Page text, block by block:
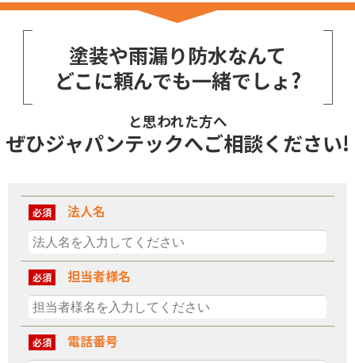
塗装や雨漏り防水なんて
どこに頼んでも一緒でしょ?
と思われた方へ
ぜひジャパンテックへご相談ください!
法人名
必須
担当者様名
必須
電話番号
必須